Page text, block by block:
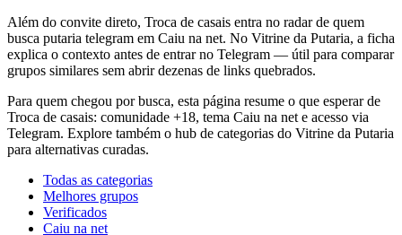
Além do convite direto, Troca de casais entra no radar de quem
busca putaria telegram em Caiu na net. No Vitrine da Putaria, a ficha
explica o contexto antes de entrar no Telegram — útil para comparar
grupos similares sem abrir dezenas de links quebrados.
Para quem chegou por busca, esta página resume o que esperar de
Troca de casais: comunidade +18, tema Caiu na net e acesso via
Telegram. Explore também o hub de categorias do Vitrine da Putaria
para alternativas curadas.
Todas as categorias
Melhores grupos
Verificados
Caiu na net